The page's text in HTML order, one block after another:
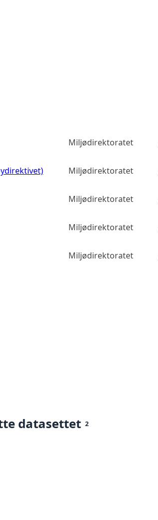
Miljødirektoratet
Miljødirektoratet
Miljødirektoratet
Miljødirektoratet
Miljødirektoratet
datasettet 2